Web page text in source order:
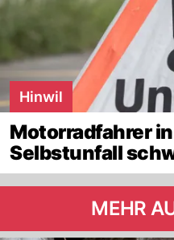
Hinwil
Motorradfahrer
Selbstunfall
MEHR